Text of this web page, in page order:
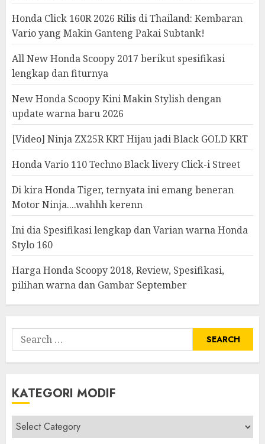
Honda Click 160R 2026 Rilis di Thailand: Kembaran
Vario yang Makin Ganteng Pakai Subtank!
All New Honda Scoopy 2017 berikut spesifikasi
lengkap dan fiturnya
New Honda Scoopy Kini Makin Stylish dengan
update warna baru 2026
[Video] Ninja ZX25R KRT Hijau jadi Black GOLD KRT
Honda Vario 110 Techno Black livery Click-i Street
Di kira Honda Tiger, ternyata ini emang beneran
Motor Ninja....wahhh kerenn
Ini dia Spesifikasi lengkap dan Varian warna Honda
Stylo 160
Harga Honda Scoopy 2018, Review, Spesifikasi,
pilihan warna dan Gambar September
Search
for:
KATEGORI MODIF
Kategori
modif